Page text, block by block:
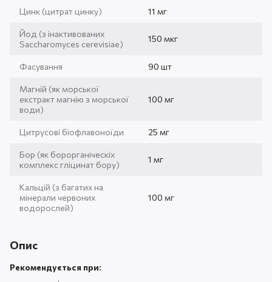
Цинк (цитрат цинку) 11 мг
Йод (з інактивованих
Saccharomyces cerevisiae)
150 мкг
Фасування 90 шт
Магній (як морської
екстракт магнію з морської
води)
100 мг
Цитрусові біофлавоноїди 25 мг
Бор (як борорганіческіх
комплекс гліцинат бору)
1 мг
Кальцій (з багатих на
мінерали червоних
водорослей)
100 мг
Опис
Рекомендується при: